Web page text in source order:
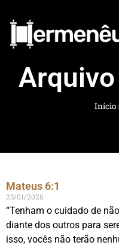
Início
Mateus 6:1
23/01/2026
“Tenham o cuidado de
diante dos outros para
isso, vocês não terão